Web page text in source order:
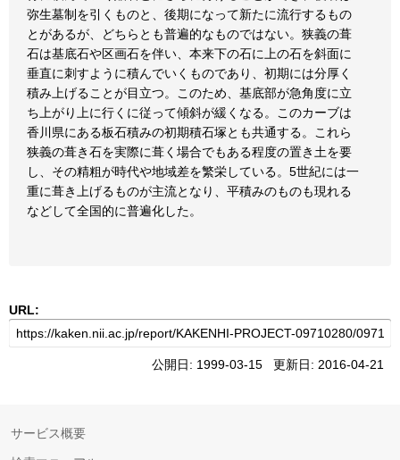
弥生墓制を引くものと、後期になって新たに流行するもの
とがあるが、どちらとも普遍的なものではない。狭義の葺
石は基底石や区画石を伴い、本来下の石に上の石を斜面に
垂直に刺すように積んでいくものであり、初期には分厚く
積み上げることが目立つ。このため、基底部が急角度に立
ち上がり上に行くに従って傾斜が緩くなる。このカーブは
香川県にある板石積みの初期積石塚とも共通する。これら
狭義の葺き石を実際に葺く場合でもある程度の置き土を要
し、その精粗が時代や地域差を繁栄している。5世紀には一
重に葺き上げるものが主流となり、平積みのものも現れる
などして全国的に普遍化した。
URL:
公開日: 1999-03-15 更新日: 2016-04-21
サービス概要